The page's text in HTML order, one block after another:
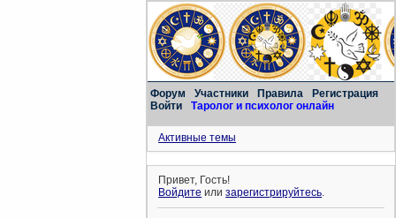
Форум Участники Правила
Регистрация
Войти
Таролог и психолог онлайн
Активные темы
Привет, Гость!
Войдите илизарегистрируйтесь.